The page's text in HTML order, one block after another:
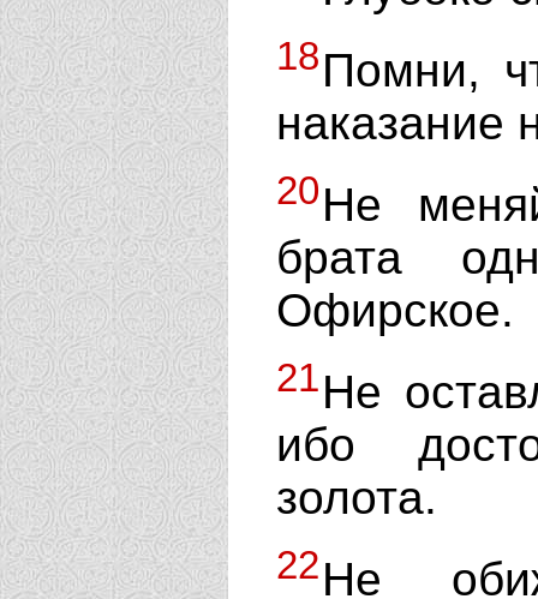
18Помни,
наказание
20Не
брата
Офирское.
21Не
ибо
золота.
22Не